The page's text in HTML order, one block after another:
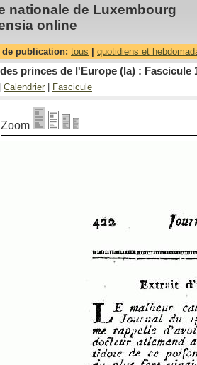
nationale de Luxembourg
online
publication: tous quotidiens et
princes de l'Europe (la) : Fascicule
Calendrier Fascicule
Zoom